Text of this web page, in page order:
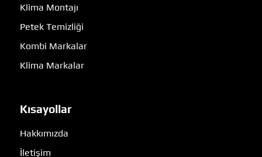
Klima Montajı
Petek Temizliği
Kombi Markalar
Klima Markalar
Kısayollar
Hakkımızda
İletişim